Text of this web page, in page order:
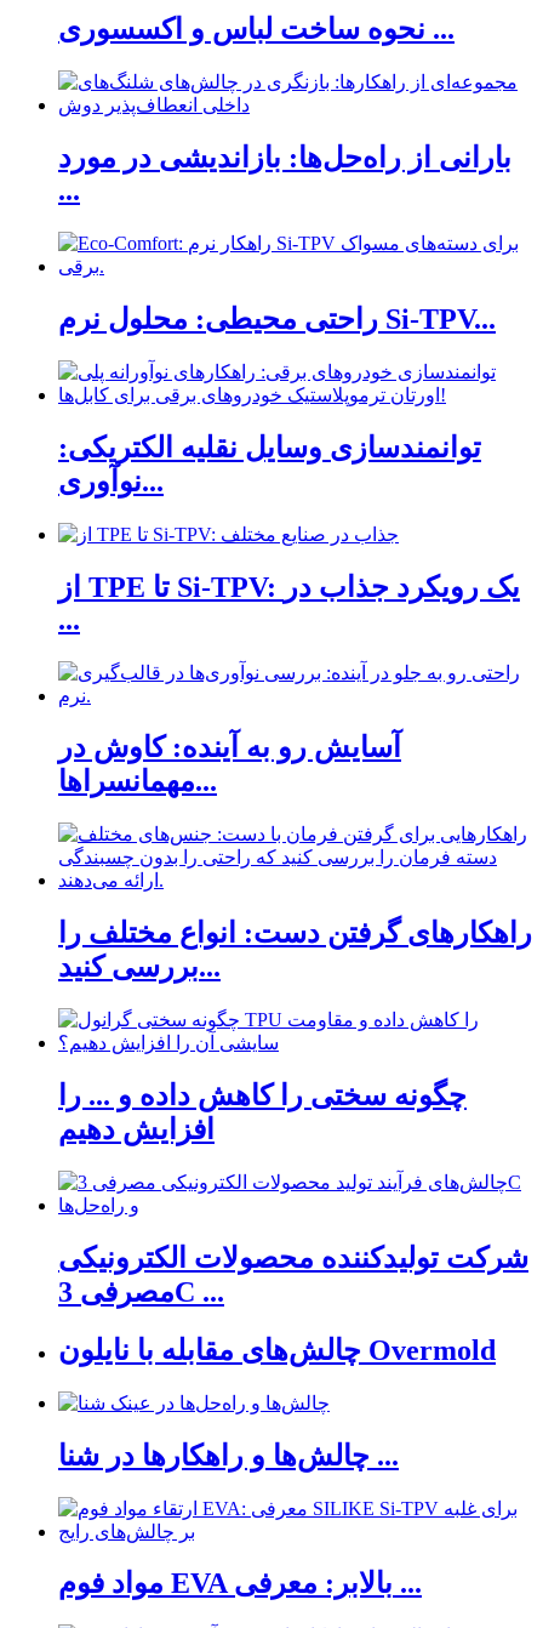
نحوه ساخت لباس و اکسسوری ...
بارانی از راه‌حل‌ها: بازاندیشی در مورد
...
راحتی محیطی: محلول نرم Si-TPV...
توانمندسازی وسایل نقلیه الکتریکی:
نوآوری...
از TPE تا Si-TPV: یک رویکرد جذاب در
...
آسایش رو به آینده: کاوش در
مهمانسراها...
راهکارهای گرفتن دست: انواع مختلف را
بررسی کنید...
چگونه سختی را کاهش داده و ... را
افزایش دهیم
شرکت تولیدکننده محصولات الکترونیکی
مصرفی 3C ...
چالش‌های مقابله با نایلون Overmold
چالش‌ها و راهکارها در شنا ...
مواد فوم EVA بالابر: معرفی ...